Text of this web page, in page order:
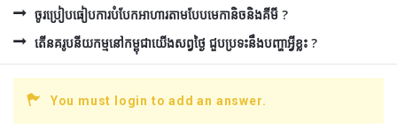
ចូរប្រៀបធៀបការបំបែកអាហារតាមបែបមេកានិចនិងគីមី ?
តើនគរូបនីយកម្មនៅកម្ពុជាយើងសព្វថ្ងៃ ជួបប្រទះនឹងបញ្ហាអ្វីខ្លះ ?
You must login to add an answer.